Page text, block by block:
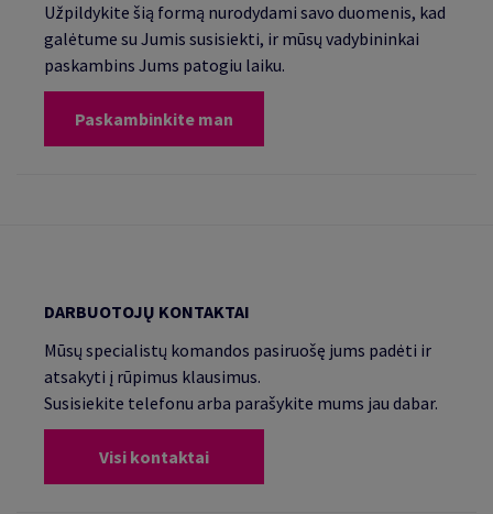
Užpildykite šią formą nurodydami savo duomenis, kad
galėtume su Jumis susisiekti, ir mūsų vadybininkai
paskambins Jums patogiu laiku.
Paskambinkite man
DARBUOTOJŲ KONTAKTAI
Mūsų specialistų komandos pasiruošę jums padėti ir
atsakyti į rūpimus klausimus.
Susisiekite telefonu arba parašykite mums jau dabar.
Visi kontaktai